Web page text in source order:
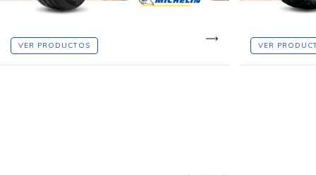
VER PRODUCTOS VER